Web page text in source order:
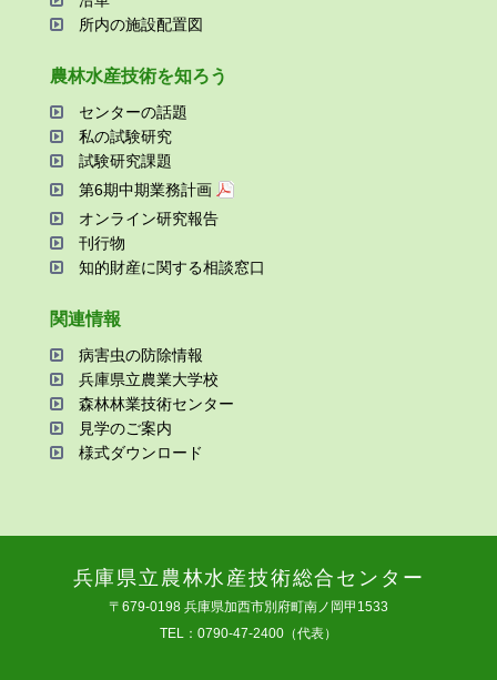
所内の施設配置図
農林⽔産技術を知ろう
センターの話題
私の試験研究
試験研究課題
第6期中期業務計画
オンライン研究報告
刊⾏物
知的財産に関する相談窓⼝
関連情報
病害⾍の防除情報
兵庫県⽴農業⼤学校
森林林業技術センター
⾒学のご案内
様式ダウンロード
兵庫県⽴農林⽔産技術総合センター
〒679-0198 兵庫県加⻄市別府町南ノ岡甲1533
TEL：0790-47-2400（代表）